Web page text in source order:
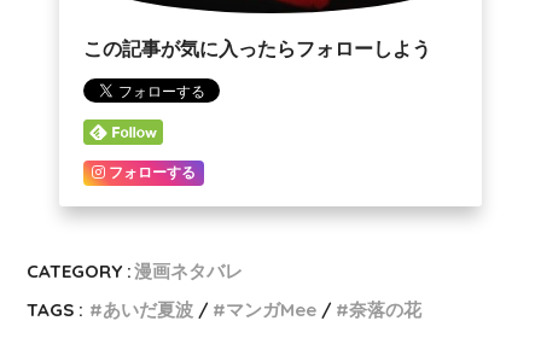
この記事が気に入ったらフォローしよう
フォローする
CATEGORY :漫画ネタバレ
TAGS :
あいだ夏波 マンガMee 奈落の花